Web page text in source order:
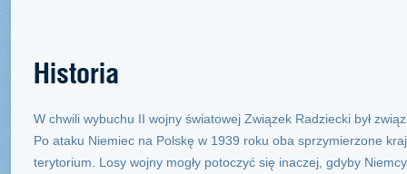
Historia
W chwili wybuchu II wojny światowej Związek Radziecki był
Po ataku Niemiec na Polskę w 1939 roku oba sprzymierzone
terytorium. Losy wojny mogły potoczyć się inaczej, gdyby